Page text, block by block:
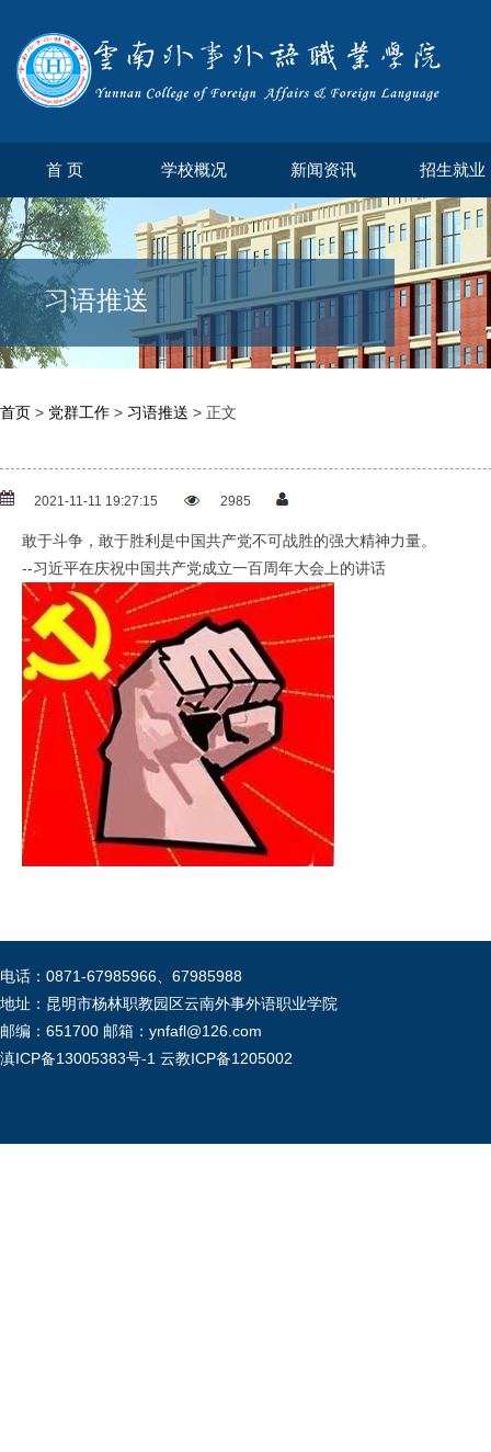
首 页 学校概况 新闻资讯 招生就业
习语推送
首页 > 党群工作 > 习语推送 > 正文
2021-11-11 19:27:15 2985
敢于斗争，敢于胜利是中国共产党不可战胜的强大精神力量。
--习近平在庆祝中国共产党成立一百周年大会上的讲话
电话：0871-67985966、67985988
地址：昆明市杨林职教园区云南外事外语职业学院
邮编：651700 邮箱：ynfafl@126.com
滇ICP备13005383号-1 云教ICP备1205002